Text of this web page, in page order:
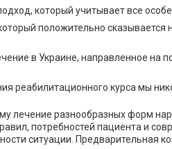
который учитывает все
положительно
в Украине, направленное на
реабилитационного курса мы
лечение разнообразных форм
потребностей пациента и
ситуации. Предварительная